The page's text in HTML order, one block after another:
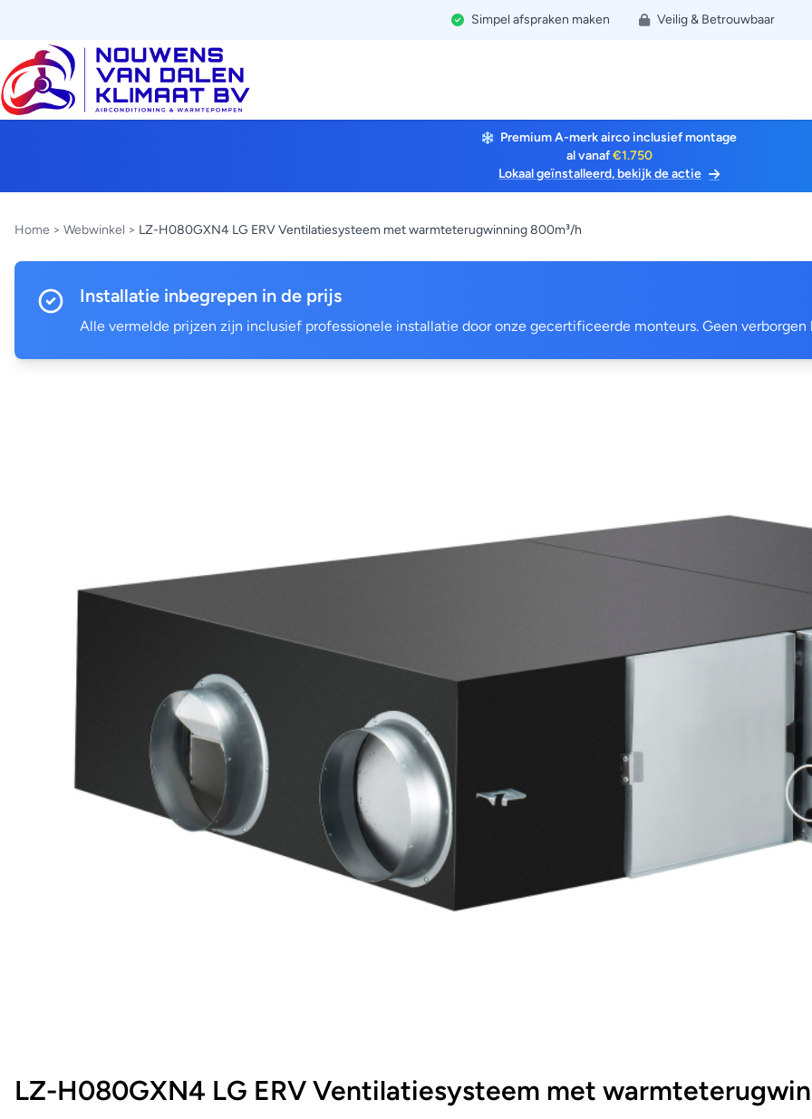
Simpel afspraken maken Veilig & Betrouwbaar
Premium A-merk airco inclusief montage
al vanaf€1.750
Lokaal geïnstalleerd, bekijk de actie
Home > Webwinkel > LZ-H080GXN4 LG ERV Ventilatiesysteem met warmteterugwinning 800m³/h
Installatie inbegrepen in de prijs
Alle vermelde prijzen zijn inclusief professionele installatie door onze gecertificeerde monteurs. Geen verborgen
LZ-H080GXN4 LG ERV Ventilatiesysteem met